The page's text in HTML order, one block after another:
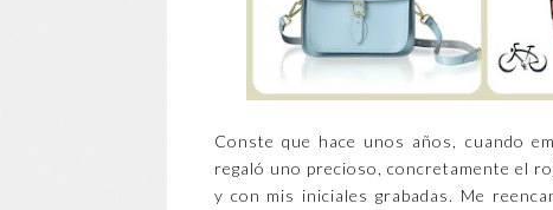
Conste que hace unos años, cuando
regaló uno precioso, concretamente el
y con mis iniciales grabadas. Me